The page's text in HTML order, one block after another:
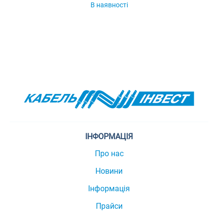
В наявності
ІНФОРМАЦІЯ
Про нас
Новини
Інформація
Прайси